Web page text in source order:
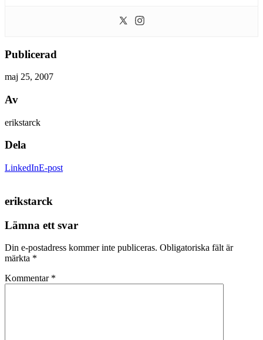
Publicerad
maj 25, 2007
Av
erikstarck
Dela
LinkedInE-post
erikstarck
Lämna ett svar
Din e-postadress kommer inte publiceras. Obligatoriska fält är
märkta *
Kommentar *